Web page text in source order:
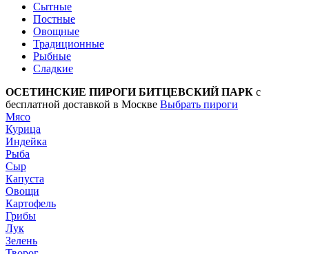
Сытные
Постные
Овощные
Традиционные
Рыбные
Сладкие
ОСЕТИНСКИЕ ПИРОГИ БИТЦЕВСКИЙ ПАРК с
бесплатной доставкой в Москве Выбрать пироги
Мясо
Курица
Индейка
Рыба
Сыр
Капуста
Овощи
Картофель
Грибы
Лук
Зелень